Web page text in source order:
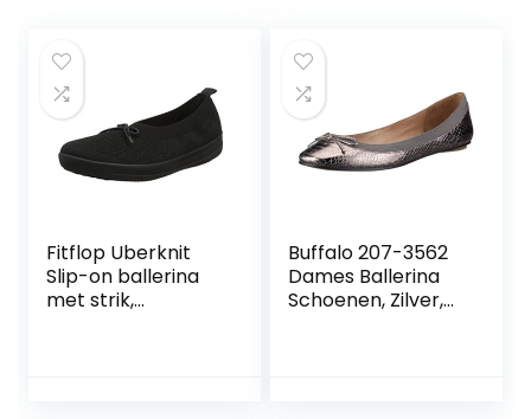
Fitflop Uberknit
Slip-on ballerina
met strik,
Buffalo 207-3562
Dames Ballerina
Schoenen, Zilver,